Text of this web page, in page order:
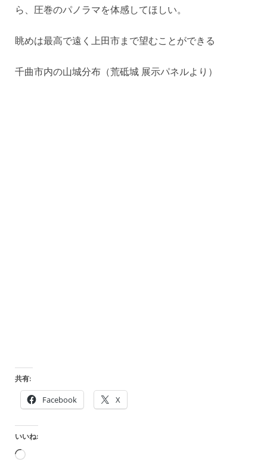
ら、圧巻のパノラマを体感してほしい。
眺めは最高で遠く上田市まで望むことができる
千曲市内の山城分布（荒砥城 展示パネルより）
共有:
Facebook X
いいね:
読